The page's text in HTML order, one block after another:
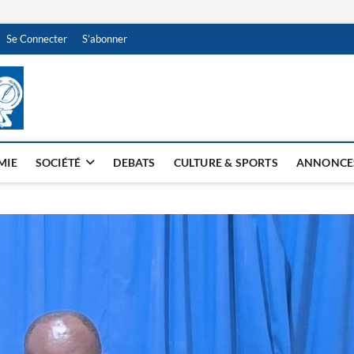
Se Connecter S’abonner
NDJAMENA HEBDO
SOCIÉTÉ DEBATS CULTURE & SPORTS